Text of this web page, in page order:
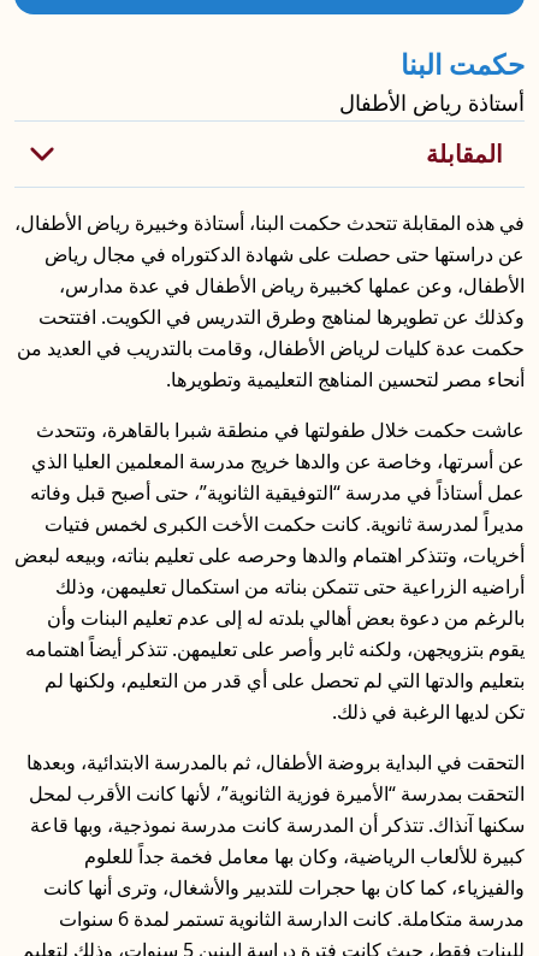
حكمت البنا
أستاذة رياض الأطفال
في هذه المقابلة تتحدث حكمت البنا، أستاذة وخبيرة رياض الأطفال،
عن دراستها حتى حصلت على شهادة الدكتوراه في مجال رياض
الأطفال، وعن عملها كخبيرة رياض الأطفال في عدة مدارس،
وكذلك عن تطويرها لمناهج وطرق التدريس في الكويت. افتتحت
حكمت عدة كليات لرياض الأطفال، وقامت بالتدريب في العديد من
أنحاء مصر لتحسين المناهج التعليمية وتطويرها.
عاشت حكمت خلال طفولتها في منطقة شبرا بالقاهرة، وتتحدث
عن أسرتها، وخاصة عن والدها خريج مدرسة المعلمين العليا الذي
عمل أستاذاً في مدرسة “التوفيقية الثانوية”، حتى أصبح قبل وفاته
مديراً لمدرسة ثانوية. كانت حكمت الأخت الكبرى لخمس فتيات
أخريات، وتتذكر اهتمام والدها وحرصه على تعليم بناته، وبيعه لبعض
أراضيه الزراعية حتى تتمكن بناته من استكمال تعليمهن، وذلك
بالرغم من دعوة بعض أهالي بلدته له إلى عدم تعليم البنات وأن
يقوم بتزويجهن، ولكنه ثابر وأصر على تعليمهن. تتذكر أيضاً اهتمامه
بتعليم والدتها التي لم تحصل على أي قدر من التعليم، ولكنها لم
تكن لديها الرغبة في ذلك.
التحقت في البداية بروضة الأطفال، ثم بالمدرسة الابتدائية، وبعدها
التحقت بمدرسة “الأميرة فوزية الثانوية”، لأنها كانت الأقرب لمحل
سكنها آنذاك. تتذكر أن المدرسة كانت مدرسة نموذجية، وبها قاعة
كبيرة للألعاب الرياضية، وكان بها معامل فخمة جداً للعلوم
والفيزياء، كما كان بها حجرات للتدبير والأشغال، وترى أنها كانت
مدرسة متكاملة. كانت الدارسة الثانوية تستمر لمدة 6 سنوات
للبنات فقط، حيث كانت فترة دراسة البنين 5 سنوات، وذلك لتعليم